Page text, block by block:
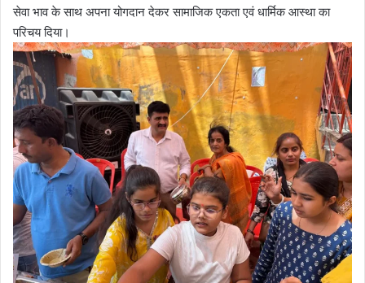
सेवा भाव के साथ अपना योगदान देकर सामाजिक एकता एवं धार्मिक आस्था का
परिचय दिया।